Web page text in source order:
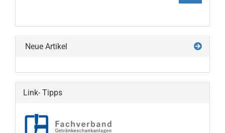
EIN.
Neue Artikel
Link- Tipps